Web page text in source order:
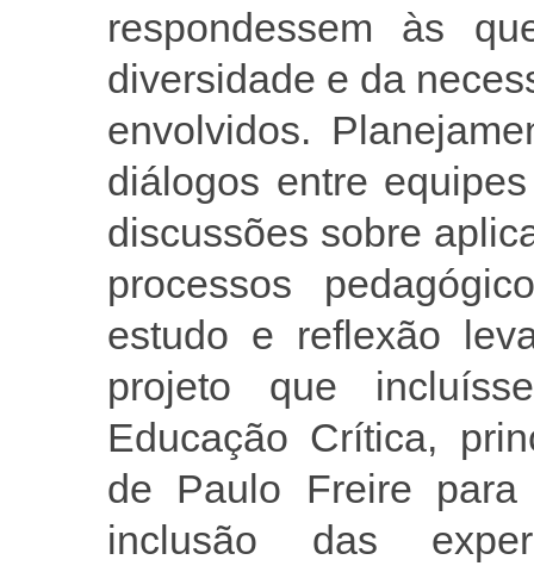
respondessem às
diversidade e da
envolvidos.
diálogos entre
discussões sobre
processos
estudo e reflexão
projeto que
Educação Crítica,
de Paulo Freire
inclusão das